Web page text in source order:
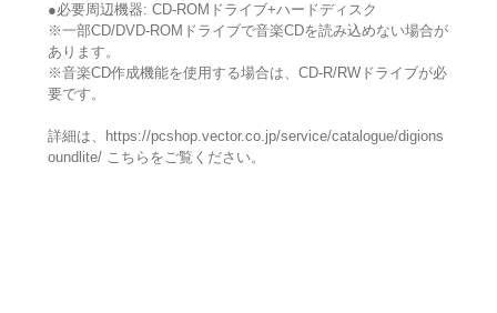
●必要周辺機器: CD-ROMドライブ+ハードディスク
※一部CD/DVD-ROMドライブで音楽CDを読み込めない場合が
あります。
※音楽CD作成機能を使用する場合は、CD-R/RWドライブが必
要です。
詳細は、https://pcshop.vector.co.jp/service/catalogue/digions
oundlite/ こちらをご覧ください。